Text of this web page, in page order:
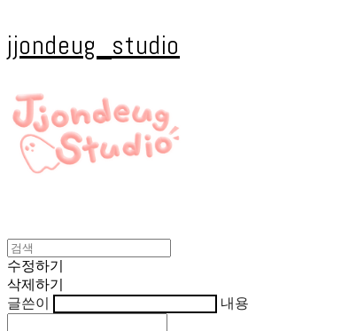
jjondeug_studio
수정하기
삭제하기
글쓴이
내용